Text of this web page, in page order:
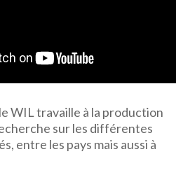
WIL travaille à la production
sur les différentes
entre les pays mais aussi à